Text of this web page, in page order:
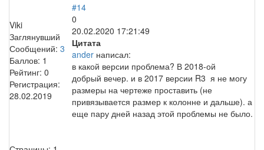
Viki
Заглянувший
Сообщений: 3
Баллов: 1
Рейтинг: 0
Регистрация:
28.02.2019
#14
0
20.02.2020 17:21:49
Цитата
ander написал:
в какой версии проблема? В 2018-ой
добрый вечер. и в 2017 версии R3 я не могу
размеры на чертеже проставить (не
привязывается размер к колонне и дальше). а
еще пару дней назад этой проблемы не было.